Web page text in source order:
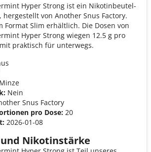
Hyper Strong ist ein Nikotinbeutel-
hergestellt von Another Snus Factory.
Format Slim erhältlich. Die Dosen von
Hyper Strong wiegen 12.5 g pro
praktisch für unterwegs.
Minze
Nein
Snus Factory
pro Dose: 20
2026-01-08
und Nikotinstärke